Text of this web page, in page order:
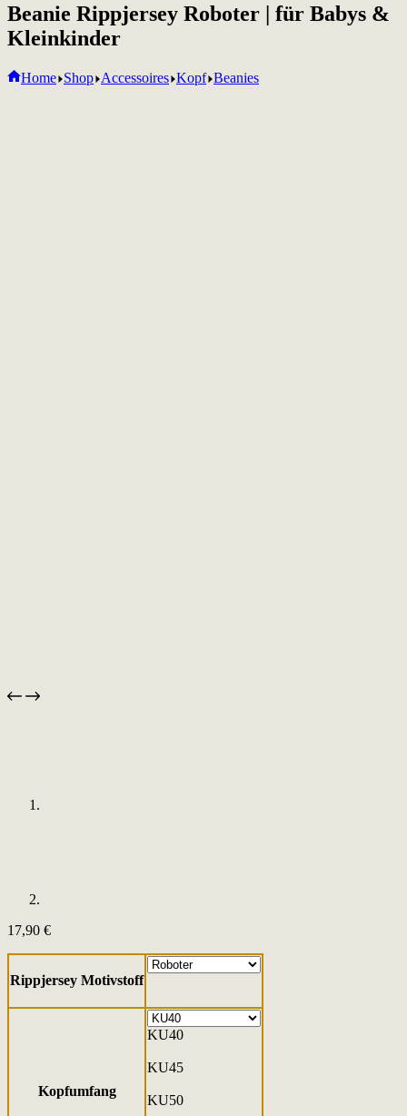
Beanie Rippjersey Roboter | für Babys &
Kleinkinder
Home Shop Accessoires Kopf Beanies
17,90 €
Rippjersey Motivstoff
Kopfumfang
KU40
KU45
KU50